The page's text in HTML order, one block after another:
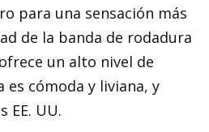
para una sensación más
de la banda de rodadura
un alto nivel de
es cómoda y liviana, y
EE. UU.